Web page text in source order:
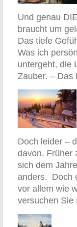
Und genau
braucht um
Das tiefe
Was ich
untergeht, die
Zauber. – Das
Doch leider –
davon. Früher
sich dem
anders. Doch
vor allem wie
versuchen Sie